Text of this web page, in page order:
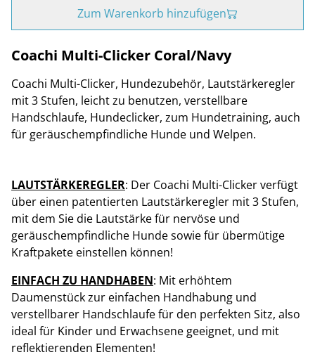
Zum Warenkorb hinzufügen
Coachi Multi-Clicker Coral/Navy
Coachi Multi-Clicker, Hundezubehör, Lautstärkeregler
mit 3 Stufen, leicht zu benutzen, verstellbare
Handschlaufe, Hundeclicker, zum Hundetraining, auch
für geräuschempfindliche Hunde und Welpen.
LAUTSTÄRKEREGLER: Der Coachi Multi-Clicker verfügt
über einen patentierten Lautstärkeregler mit 3 Stufen,
mit dem Sie die Lautstärke für nervöse und
geräuschempfindliche Hunde sowie für übermütige
Kraftpakete einstellen können!
EINFACH ZU HANDHABEN: Mit erhöhtem
Daumenstück zur einfachen Handhabung und
verstellbarer Handschlaufe für den perfekten Sitz, also
ideal für Kinder und Erwachsene geeignet, und mit
reflektierenden Elementen!